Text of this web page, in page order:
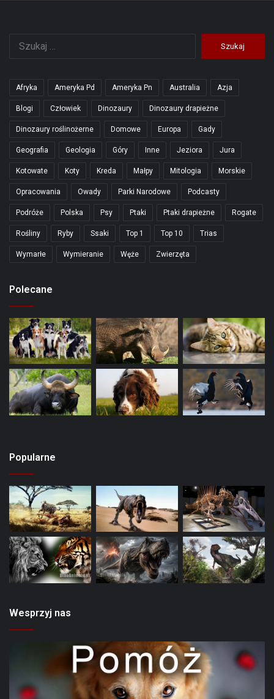
Afryka Ameryka Pd Ameryka Pn Australia Azja
Blogi Człowiek Dinozaury Dinozaury drapieżne
Dinozaury roślinożerne Domowe Europa Gady
Geografia Geologia Góry Inne Jeziora Jura
Kotowate Koty Kreda Małpy Mitologia Morskie
Opracowania Owady Parki Narodowe Podcasty
Podróże Polska Psy Ptaki Ptaki drapieżne Rogate
Rośliny Ryby Ssaki Top 1 Top 10 Trias
Wymarłe Wymieranie Węże Zwierzęta
Polecane
Popularne
Wesprzyj nas